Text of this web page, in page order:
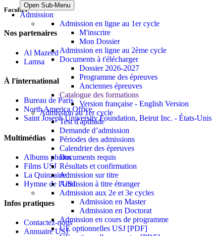
Open Sub-Menu
Admission
Admission en ligne au 1er cycle
M'inscrire
Mon Dossier
Admission en ligne au 2ème cycle
Documents à t'élécharger
Dossier 2026-2027
Programme des épreuves
Anciennes épreuves
Catalogue des formations
Version française - English Version
Admission au 1er cycle
Test d'aptitude
Demande d’admission
Périodes des admissions
Calendrier des épreuves
Documents requis
Résultats et confirmation
Admission sur titre
Admission à titre étranger
Admission aux 2e et 3e cycles
Admission en Master
Admission en Doctorat
Admission en cours de programme
UE optionnelles USJ [PDF]
Facultés
Nos partenaires
Al Mazeed
Lamsa
À l'international
Bureau de Paris
North America Office
Saint Joseph University Foundation, Beirut Inc. - États-Unis
Multimédias
Albums photos
Films USJ
La Quinzaine
Hymne de l'USJ
Infos pratiques
Contactez-nous
Annuaire USJ